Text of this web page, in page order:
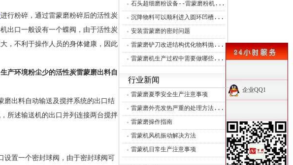
进行粉碎，通过雷蒙磨粉碎后的活性炭
出口一般设有一个蝶阀，由于活性炭
，不利于操作人员的身体健康，因此
产环境粉尘少的活性炭雷蒙磨出料自
磨出料自动输送及搅拌系统的出口结
所述输送机的出口并列连接两台搅拌
置一个密封球阀，由于密封球阀可
石头超细磨粉设备--雷蒙磨粉机...
沉降物料可以顺利进入圆环凹槽...
安装雷蒙磨的密封问题
雷蒙磨铲刀改进结构优化物料抛...
雷蒙磨机生产过程中需要做哪些...
行业新闻
雷蒙磨夏季安全生产注意事项
雷蒙磨外壳发热严重的处理方法...
雷蒙磨操作指南
雷蒙机风机振动解决方法
雷蒙机日常生产注意事项
企业QQ1